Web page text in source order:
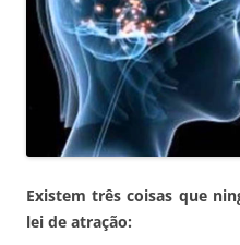
Existem três coisas que
lei de atração: